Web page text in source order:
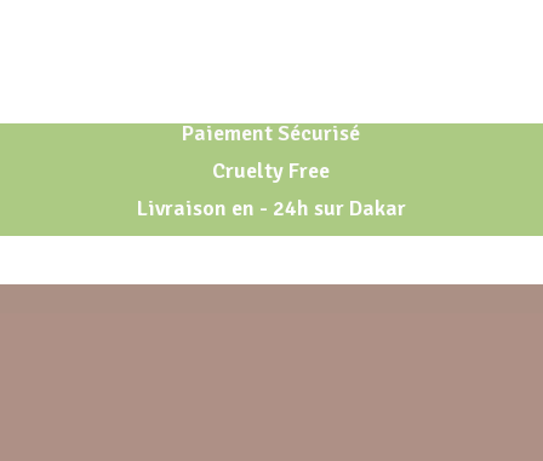
Paiement Sécurisé
Cruelty Free
Livraison en - 24h sur Dakar